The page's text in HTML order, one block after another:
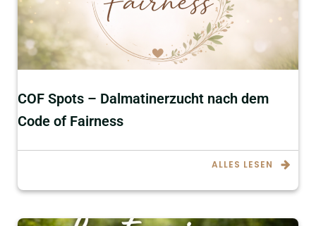
COF Spots – Dalmatinerzucht nach dem
Code of Fairness
ALLES LESEN